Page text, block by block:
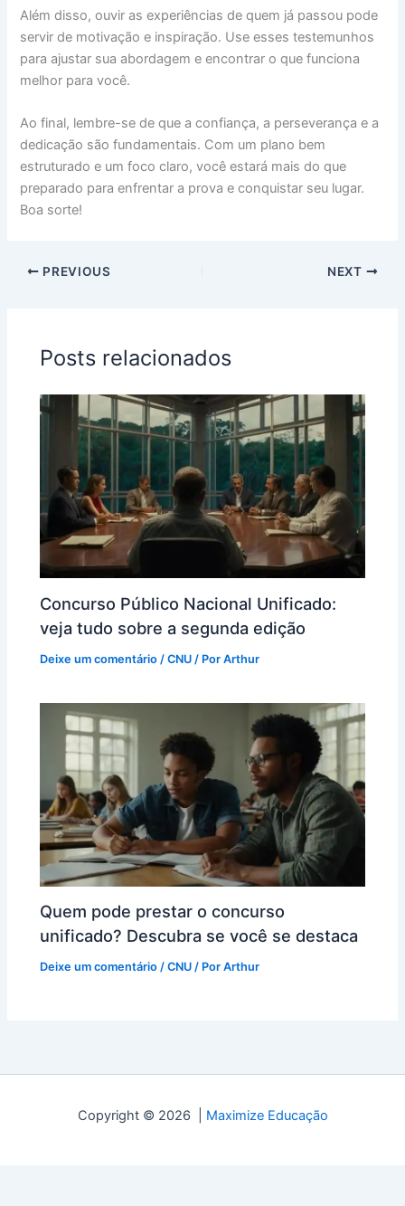
Além disso, ouvir as experiências de quem já passou pode
servir de motivação e inspiração. Use esses testemunhos
para ajustar sua abordagem e encontrar o que funciona
melhor para você.
Ao final, lembre-se de que a confiança, a perseverança e a
dedicação são fundamentais. Com um plano bem
estruturado e um foco claro, você estará mais do que
preparado para enfrentar a prova e conquistar seu lugar.
Boa sorte!
PREVIOUS NEXT
Posts relacionados
Concurso Público Nacional Unificado:
veja tudo sobre a segunda edição
Deixe um comentário /CNU / PorArthur
Quem pode prestar o concurso
unificado? Descubra se você se destaca
Deixe um comentário /CNU / PorArthur
Copyright © 2026 | Maximize Educação